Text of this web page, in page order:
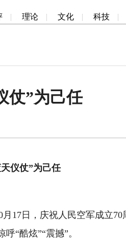
| 理论 | 文化 | 科技 |
仗”为己任
仪仗”为己任
日，庆祝人民空军成立70
“酷炫”“震撼”。